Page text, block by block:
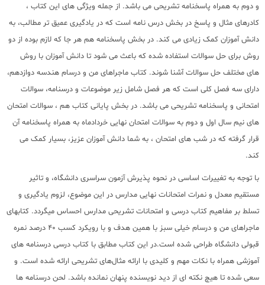
و دوم به همراه پاسخنامه تشریحی می باشد. از جمله ویژگی های این کتاب ،
کادرهای مثال و پاسخ در بخش درس نامه است که در یادگیری عمیق تر مطالب، به
دانش آموزان کمک زیادی می کند. در بخش پاسخنامه هم هر جا که لازم بوده از دو
روش برای حل سوالات استفاده شده که باعث می شود تا دانش آموزان با روش
های مختلف حل سوالات آشنا شوند. کتاب ماجراهای من و درسام هندسه دوازدهم،
دارای سه فصل کلی است که هر فصل شامل زیر موضوعات و درسنامه، سوالات
امتحانی و پاسخنامه تشریحی می باشد. در بخش پایانی کتاب هم ، سوالات امتحان
های نیم سال اول و دوم به سوالات امتحان نهایی خردادماه به همراه پاسخنامه آن
قرار گرفته که در شب های امتحان ، به شما دانش آموزان عزیز، بسیار کمک می
کند.
با توجه به تغییرات اساسی در نحوه پذیرش آزمون سراسری دانشگاه، و تاثیر
مستقیم معدل و نمرات امتحانات نهایی مدارس در این موضوع، لزوم یادگیری و
تسلط بر مفاهیم کتاب درسی و امتحانات تشریحی مدارس احساس میگردد. کتابهای
ماجراهای من و درسام خیلی سبز با همین هدف و با رویکرد کسب 40 درصد نمره
قبولی دانشگاه طراحی شده است.در این کتاب مطابق با کتاب درسی درسنامه های
آموزشی همراه با نکات مهم و کلیدی با ارائه مثال‌های تشریحی ارائه شده است. و
سعی شده تا هیچ نکته ای از دید نویسنده پنهان نمانده باشد. لحن درسنامه ها